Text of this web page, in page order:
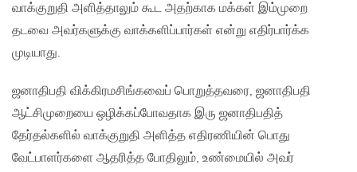
வாக்குறுதி அளித்தாலும் கூட அதற்காக மக்கள் இம்முறை
தடவை அவர்களுக்கு வாக்களிப்பார்கள் என்று எதிர்பார்க்க
முடியாது.
ஜனாதிபதி விக்கிரமசிங்கவைப் பொறுத்தவரை, ஜனாதிபதி
ஆட்சிமுறையை ஒழிக்கப்போவதாக இரு ஜனாதிபதித்
தேர்தல்களில் வாக்குறுதி அளித்த எதிரணியின் பொது
வேட்பாளர்களை ஆதரித்த போதிலும், உண்மையில் அவர்